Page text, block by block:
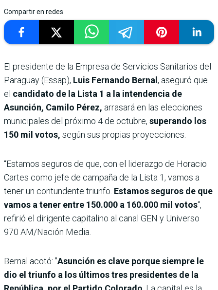
Compartir en redes
El presidente de la Empresa de Servicios Sanitarios del
Paraguay (Essap), Luis Fernando Bernal , aseguró que
el candidato de la Lista 1 a la intendencia de
Asunción, Camilo Pérez, arrasará en las elecciones
municipales del próximo 4 de octubre, superando los
150 mil votos, según sus propias proyecciones.
“Estamos seguros de que, con el liderazgo de Horacio
Cartes como jefe de campaña de la Lista 1, vamos a
tener un contundente triunfo. Estamos seguros de que
vamos a tener entre 150.000 a 160.000 mil votos“,
refirió el dirigente capitalino al canal GEN y Universo
970 AM/Nación Media.
Bernal acotó: "Asunción es clave porque siempre le
dio el triunfo a los últimos tres presidentes de la